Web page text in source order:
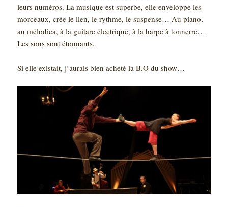
leurs numéros. La musique est superbe, elle enveloppe les
morceaux, crée le lien, le rythme, le suspense… Au piano,
au mélodica, à la guitare électrique, à la harpe à tonnerre…
Les sons sont étonnants.
Si elle existait, j’aurais bien acheté la B.O du show…